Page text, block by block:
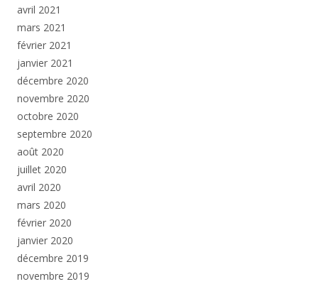
avril 2021
mars 2021
février 2021
janvier 2021
décembre 2020
novembre 2020
octobre 2020
septembre 2020
août 2020
juillet 2020
avril 2020
mars 2020
février 2020
janvier 2020
décembre 2019
novembre 2019